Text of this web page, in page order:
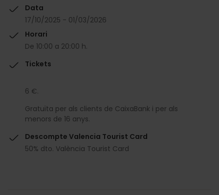
Data
17/10/2025 - 01/03/2026
Horari
De 10:00 a 20:00 h.
Tickets
6 €.
Gratuïta per als clients de CaixaBank i per als
menors de 16 anys.
Descompte Valencia Tourist Card
50% dto. València Tourist Card